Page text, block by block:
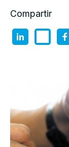
Compartir